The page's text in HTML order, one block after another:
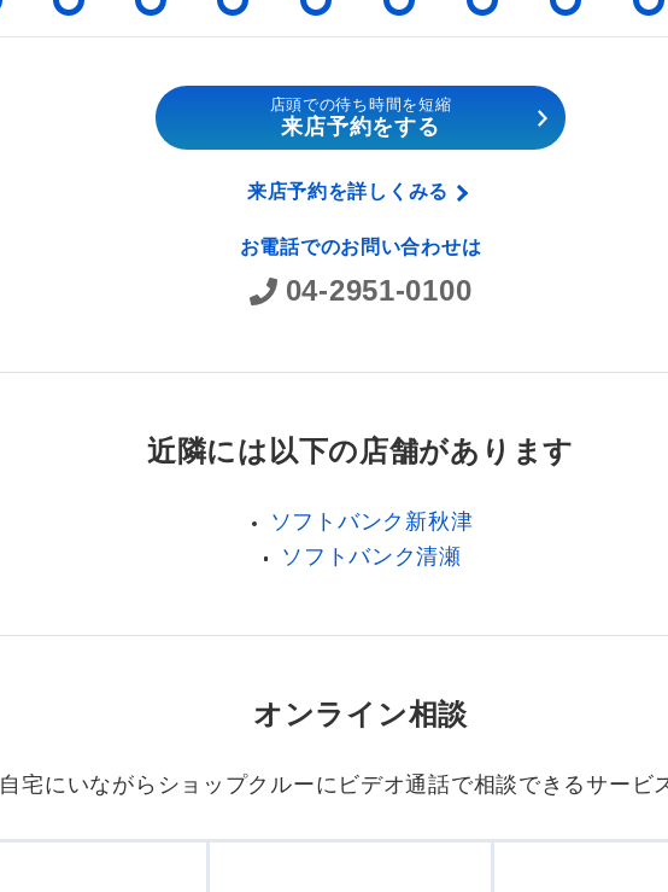
店頭での待ち時間を短縮
来店予約をする
来店予約を詳しくみる
お電話でのお問い合わせは
04-2951-0100
近隣には以下の店舗があります
ソフトバンク新秋津
ソフトバンク清瀬
オンライン相談
自宅にいながらショップクルーに ビデオ通話で相談できるサービ